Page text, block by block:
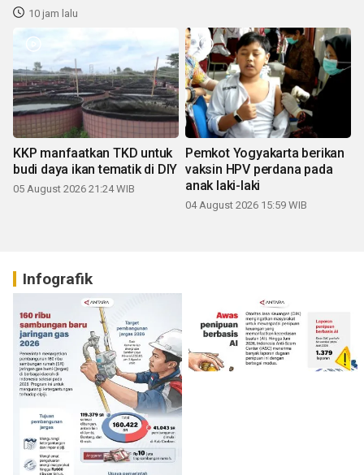
10 jam lalu
KKP manfaatkan TKD untuk
budi daya ikan tematik di DIY
05 August 2026 21:24 WIB
Pemkot Yogyakarta berikan
vaksin HPV perdana pada
anak laki-laki
04 August 2026 15:59 WIB
Infografik